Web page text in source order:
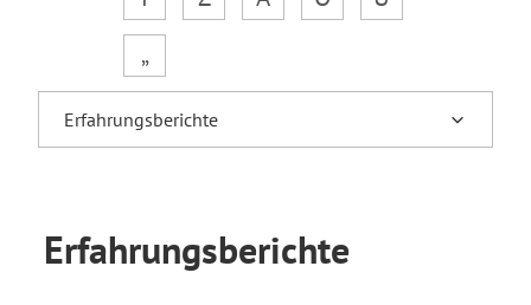
„
Erfahrungsberichte